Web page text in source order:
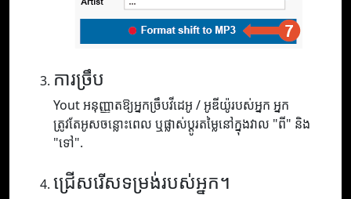
ការច្រឹប
Yout អនុញ្ញាតឱ្យអ្នកច្រឹបវីដេអូ / អូឌីយ៉ូរបស់អ្នក អ្នក
ត្រូវតែអូសចន្លោះពេល ឬផ្លាស់ប្តូរតម្លៃនៅក្នុងវាល "ពី" និង
"ទៅ".
ជ្រើសរើសទម្រង់របស់អ្នក។